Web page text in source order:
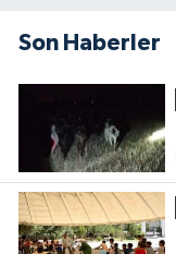
Son Haberler